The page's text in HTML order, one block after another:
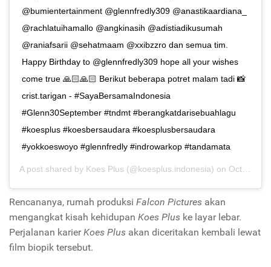
@bumientertainment @glennfredly309 @anastikaardiana_
@rachlatuihamallo @angkinasih @adistiadikusumah
@raniafsarii @sehatmaam @xxibzzro dan semua tim.
Happy Birthday to @glennfredly309 hope all your wishes
come true 🙏🏻🙏🏻 Berikut beberapa potret malam tadi 📸
crist.tarigan - #SayaBersamaIndonesia
#Glenn30September #tndmt #berangkatdarisebuahlagu
#koesplus #koesbersaudara #koesplusbersaudara
#yokkoeswoyo #glennfredly #indrowarkop #tandamata
A post shared by Koes Plus (@koesplus.indonesia) on Oct 1, 2019 at 7:28am PDT
Rencananya, rumah produksi Falcon Pictures akan
mengangkat kisah kehidupan Koes Plus ke layar lebar.
Perjalanan karierKoes Plus akan diceritakan kembali lewat
film biopik tersebut.